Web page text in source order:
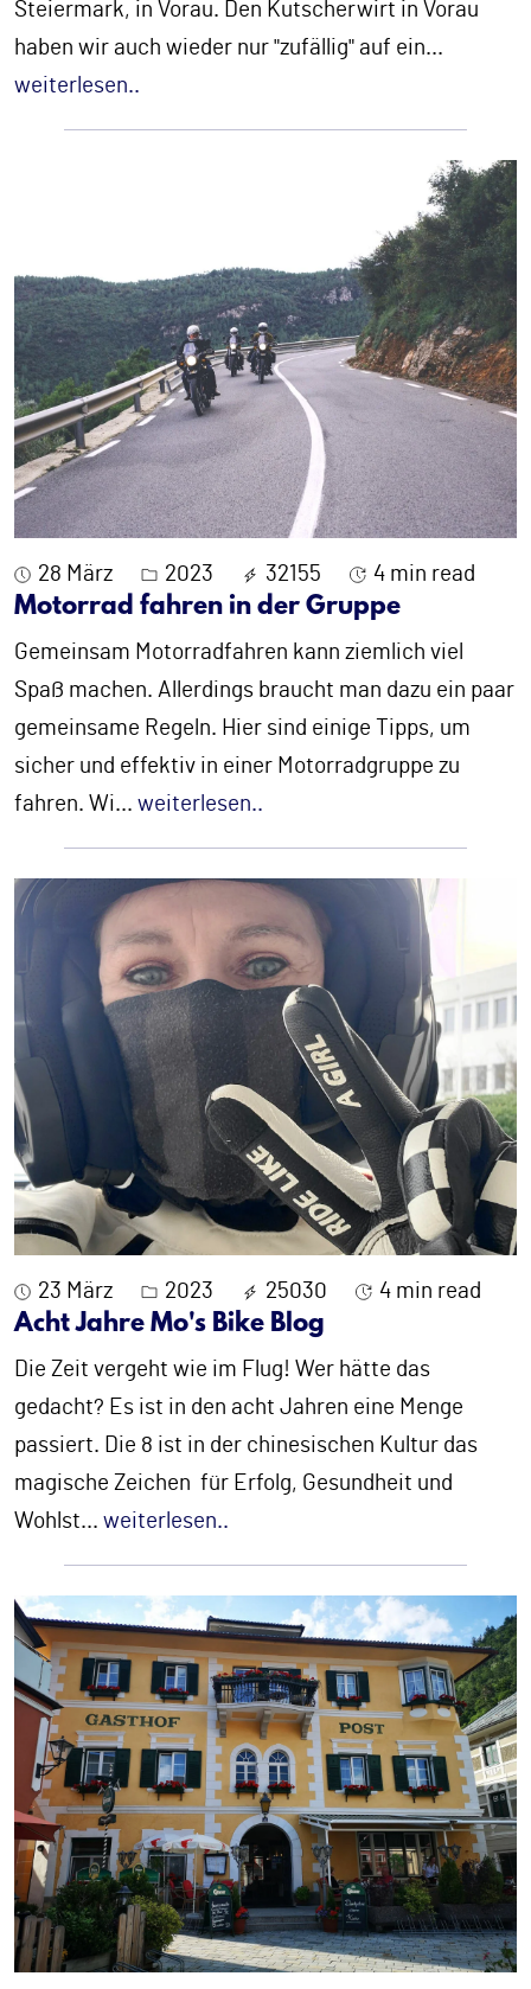
Steiermark, in Vorau. Den Kutscherwirt in Vorau
haben wir auch wieder nur "zufällig" auf ein...
weiterlesen..
28 März 2023 32155 4 min read
Motorrad fahren in der Gruppe
Gemeinsam Motorradfahren kann ziemlich viel
Spaß machen. Allerdings braucht man dazu ein paar
gemeinsame Regeln. Hier sind einige Tipps, um
sicher und effektiv in einer Motorradgruppe zu
fahren. Wi... weiterlesen..
23 März 2023 25030 4 min read
Acht Jahre Mo's Bike Blog
Die Zeit vergeht wie im Flug! Wer hätte das
gedacht? Es ist in den acht Jahren eine Menge
passiert. Die 8 ist in der chinesischen Kultur das
magische Zeichen für Erfolg, Gesundheit und
Wohlst... weiterlesen..